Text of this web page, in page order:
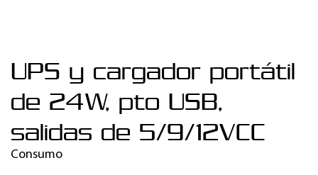
UPS y cargador portátil
de 24W, pto USB,
salidas de 5/9/12VCC
Consumo